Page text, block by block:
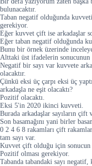
bulunacaktır.
Taban negatif olduğunda
gerekiyor.
Eğer kuvvet çift ise arkadaşlar
Eğer taban negatif olduğunda
Bunu bir örnek üzerinde
Alttaki üst ifadelerin
Negatif bir sayı var kuvvete
olacaktır.
Çünkü eksi üç çarpı eksi üç
arkadaşla ne eşit olacaktı?
Pozitif olacaktı.
Eksi 5'in 2020 ikinci kuvveti.
Burada arkadaşlar sayıların
Son basamağını yani birler
0 2 4 6 8 rakamları çift
tam sayı var.
Kuvvet çift olduğu için sonucun
Pozitif olması gerekiyor.
Tabanda tabandaki sayı